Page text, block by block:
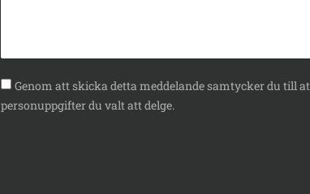
Genom att skicka detta meddelande samtycker du till
personuppgifter du valt att delge.